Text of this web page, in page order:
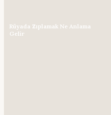
Rüyada Zıplamak Ne Anlama
Gelir